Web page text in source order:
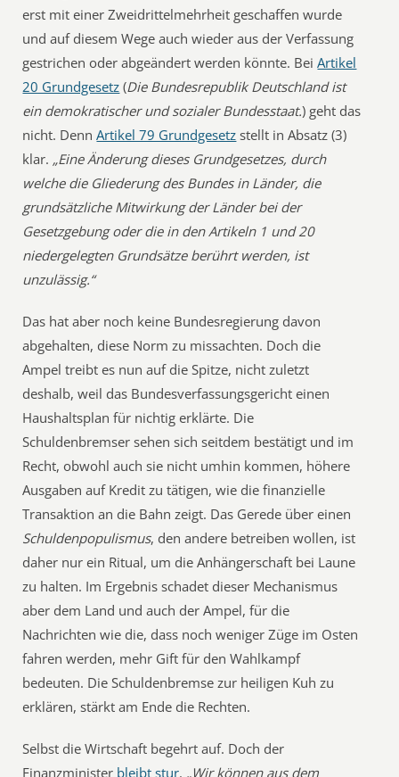
erst mit einer Zweidrittelmehrheit geschaffen wurde
und auf diesem Wege auch wieder aus der Verfassung
gestrichen oder abgeändert werden könnte. BeiArtikel
20 Grundgesetz (Die Bundesrepublik Deutschland ist
ein demokratischer und sozialer Bundesstaat.) geht das
nicht. DennArtikel 79 Grundgesetz stellt in Absatz (3)
klar. „Eine Änderung dieses Grundgesetzes, durch
welche die Gliederung des Bundes in Länder, die
grundsätzliche Mitwirkung der Länder bei der
Gesetzgebung oder die in den Artikeln 1 und 20
niedergelegten Grundsätze berührt werden, ist
unzulässig.“
Das hat aber noch keine Bundesregierung davon
abgehalten, diese Norm zu missachten. Doch die
Ampel treibt es nun auf die Spitze, nicht zuletzt
deshalb, weil das Bundesverfassungsgericht einen
Haushaltsplan für nichtig erklärte. Die
Schuldenbremser sehen sich seitdem bestätigt und im
Recht, obwohl auch sie nicht umhin kommen, höhere
Ausgaben auf Kredit zu tätigen, wie die finanzielle
Transaktion an die Bahn zeigt. Das Gerede über einen
Schuldenpopulismus, den andere betreiben wollen, ist
daher nur ein Ritual, um die Anhängerschaft bei Laune
zu halten. Im Ergebnis schadet dieser Mechanismus
aber dem Land und auch der Ampel, für die
Nachrichten wie die, dass noch weniger Züge im Osten
fahren werden, mehr Gift für den Wahlkampf
bedeuten. Die Schuldenbremse zur heiligen Kuh zu
erklären, stärkt am Ende die Rechten.
Selbst die Wirtschaft begehrt auf. Doch der
Finanzminister bleibt stur. „Wir können aus dem